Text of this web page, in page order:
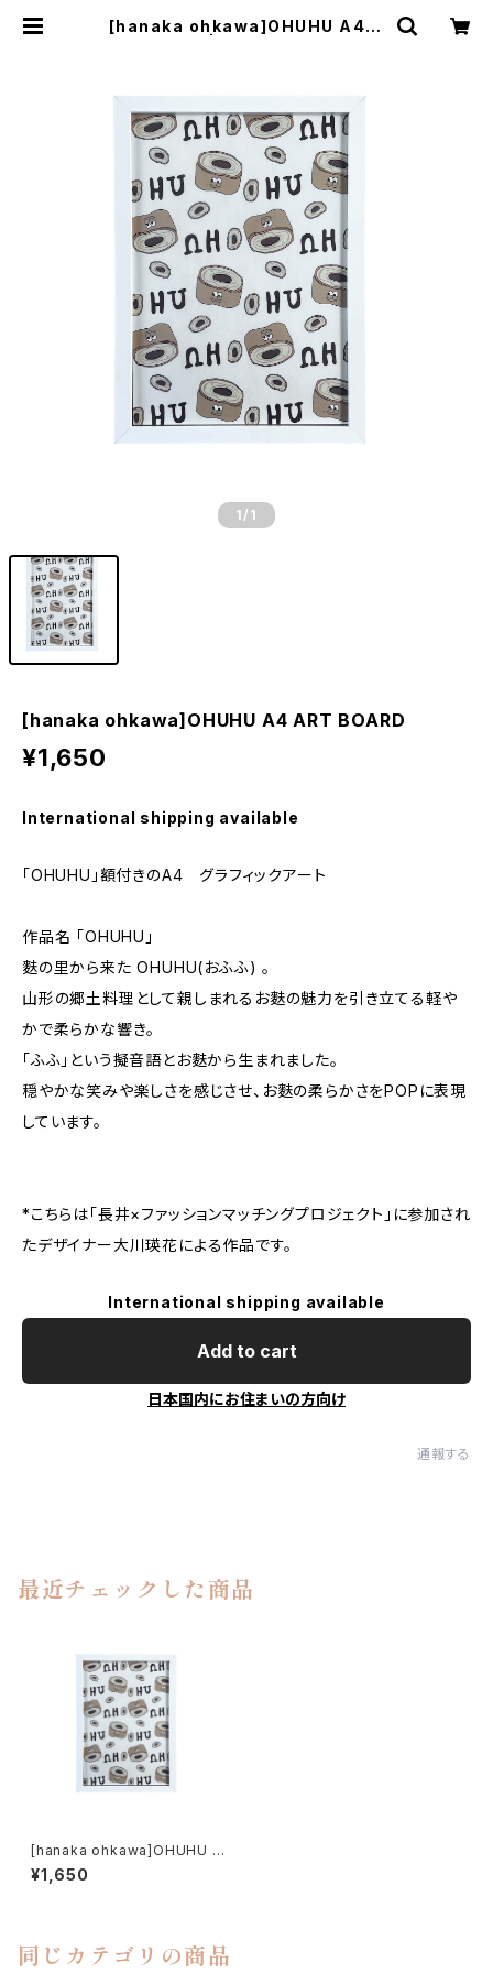
[hanaka ohkawa]OHUHU A4 A
1 /1
[hanaka ohkawa]OHUHU A4 ART BOARD
¥1,650
International shipping available
「OHUHU」額付きのA4 グラフィックアート
作品名 「OHUHU」
麩の里から来た OHUHU(おふふ) 。
山形の郷土料理として親しまれるお麩の魅力を引き立てる軽や
かで柔らかな響き。
「ふふ」という擬音語とお麩から生まれました。
穏やかな笑みや楽しさを感じさせ、お麩の柔らかさをPOPに表現
しています。
*こちらは「長井×ファッションマッチングプロジェクト」に参加され
たデザイナー大川瑛花による作品です。
International shipping available
Add to cart
日本国内にお住まいの方向け
通報する
最近チェックした商品
[hanaka ohkawa]OHUHU A
4 ART BOARD
¥1,650
同じカテゴリの商品